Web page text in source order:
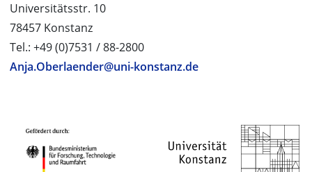
Universitätsstr. 10
78457 Konstanz
Tel.: +49 (0)7531 / 88-2800
Anja.Oberlaender@uni-konstanz.de